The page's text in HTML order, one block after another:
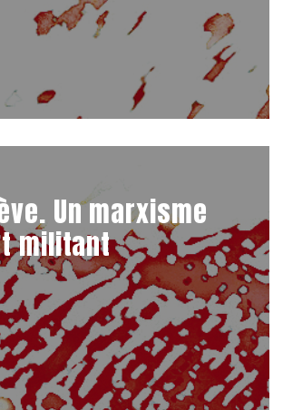
Un marxisme
militant